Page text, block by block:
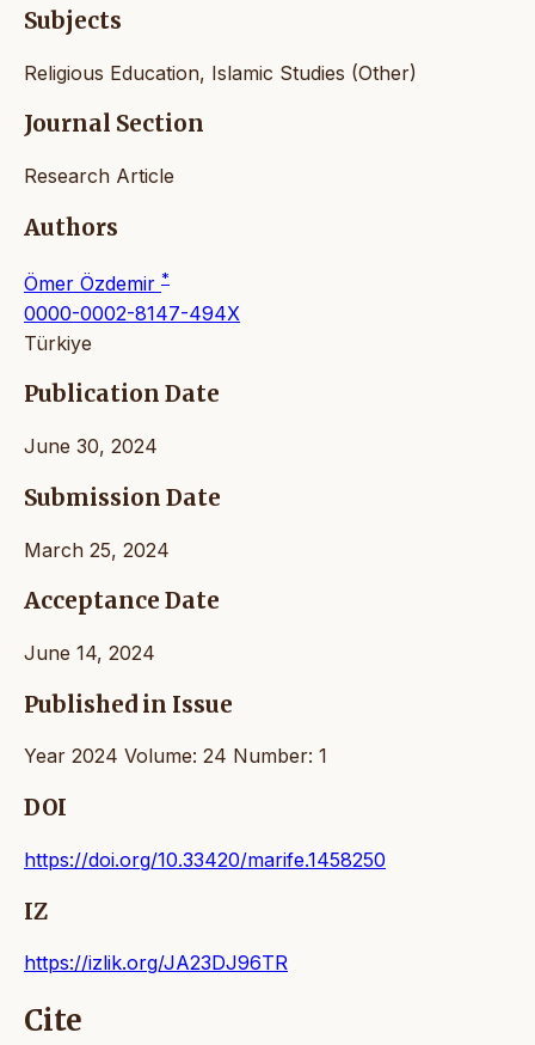
Subjects
Religious Education, Islamic Studies (Other)
Journal Section
Research Article
Authors
Ömer Özdemir *
0000-0002-8147-494X
Türkiye
Publication Date
June 30, 2024
Submission Date
March 25, 2024
Acceptance Date
June 14, 2024
Published in Issue
Year 2024 Volume: 24 Number: 1
DOI
https://doi.org/10.33420/marife.1458250
IZ
https://izlik.org/JA23DJ96TR
Cite